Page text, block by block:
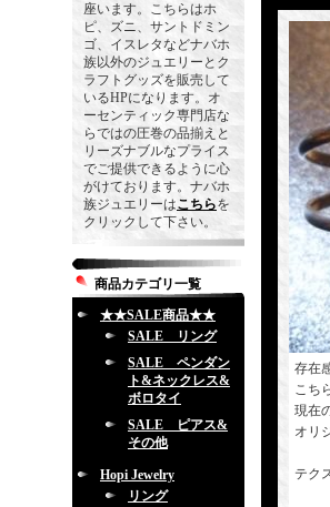
座います。こちらはホ
ピ、ズニ、サントドミン
ゴ、イスレタなどナバホ
族以外のジュエリーとク
ラフトグッズを販売して
いるHPになります。オ
ーセンティック専門店な
らではの圧巻の品揃えと
リーズナブルなプライス
でご提供できるように心
がけております。ナバホ
族ジュエリーはこちらを
クリックして下さい。
商品カテゴリ一覧
★★SALE商品★★
SALE リング
SALE ペンダン
ト&ネックレス&
ボロタイ
SALE ピアス&
その他
Hopi Jewelry
リング
存在
こち
現在
オリ
テク